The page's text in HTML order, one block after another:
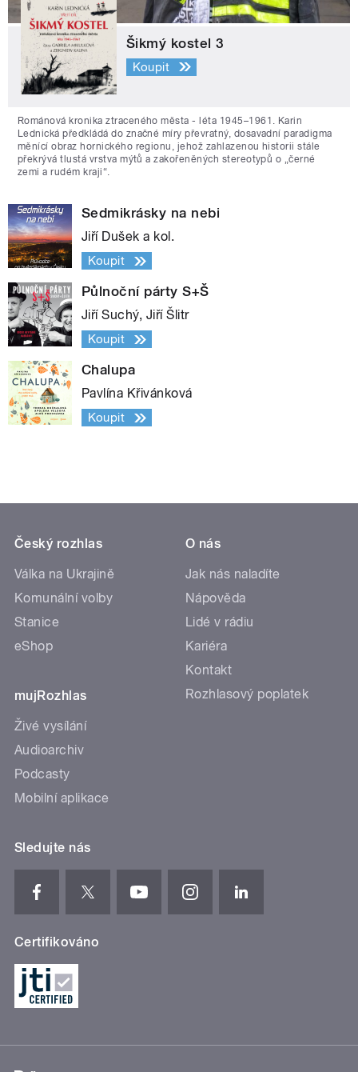
Šikmý kostel 3
Koupit
Románová kronika ztraceného města - léta 1945–1961. Karin
Lednická předkládá do značné míry převratný, dosavadní paradigma
měnící obraz hornického regionu, jehož zahlazenou historii stále
překrývá tlustá vrstva mýtů a zakořeněných stereotypů o „černé
zemi a rudém kraji“.
Sedmikrásky na nebi
Jiří Dušek a kol.
Koupit
Půlnoční párty S+Š
Jiří Suchý, Jiří Šlitr
Koupit
Chalupa
Pavlína Křivánková
Koupit
Český rozhlas
Válka na Ukrajině
Komunální volby
Stanice
eShop
mujRozhlas
Živé vysílání
Audioarchiv
Podcasty
Mobilní aplikace
O nás
Jak nás naladíte
Nápověda
Lidé v rádiu
Kariéra
Kontakt
Rozhlasový poplatek
Sledujte nás
Certifikováno